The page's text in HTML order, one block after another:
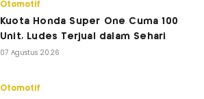
Otomotif
Kuota Honda Super One Cuma 100
Unit, Ludes Terjual dalam Sehari
07 Agustus 2026
Otomotif